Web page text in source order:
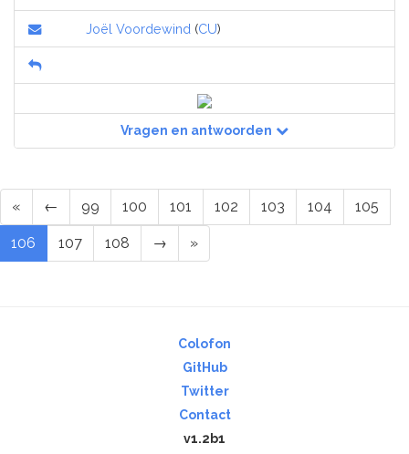
Joël Voordewind (CU)
Vragen en antwoorden
« ← 99 100 101 102 103 104 105
106 107 108 → »
Colofon
GitHub
Twitter
Contact
v1.2b1